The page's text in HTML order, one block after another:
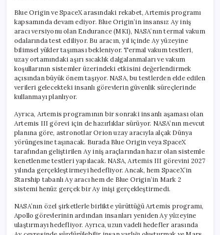
Blue Origin ve SpaceX arasındaki rekabet, Artemis programı
kapsamında devam ediyor. Blue Origin’in insansız Ay iniş
aracı versiyonu olan Endurance (MK1), NASA’nın termal vakum
odalarında test ediliyor. Bu aracın, yıl içinde Ay yüzeyine
bilimsel yükler taşıması bekleniyor. Termal vakum testleri,
uzay ortamındaki aşırı sıcaklık dalgalanmaları ve vakum
koşullarının sistemler üzerindeki etkisini değerlendirmek
açısından büyük önem taşıyor. NASA, bu testlerden elde edilen
verileri gelecekteki insanlı görevlerin güvenlik süreçlerinde
kullanmayı planlıyor.
Ayrıca, Artemis programının bir sonraki insanlı aşaması olan
Artemis III görevi için de hazırlıklar sürüyor. NASA’nın mevcut
planına göre, astronotlar Orion uzay aracıyla alçak Dünya
yörüngesine taşınacak. Burada Blue Origin veya SpaceX
tarafından geliştirilen Ay iniş araçlarından hazır olan sistemle
kenetlenme testleri yapılacak. NASA, Artemis III görevini 2027
yılında gerçekleştirmeyi hedefliyor. Ancak, hem SpaceX’in
Starship tabanlı Ay aracı hem de Blue Origin’in Mark 2
sistemi henüz gerçek bir Ay inişi gerçekleştirmedi.
NASA’nın özel şirketlerle birlikte yürüttüğü Artemis programı,
Apollo görevlerinin ardından insanları yeniden Ay yüzeyine
ulaştırmayı hedefliyor. Ayrıca, uzun vadeli hedefler arasında